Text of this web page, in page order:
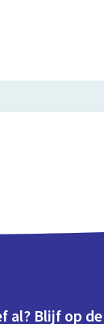
al? Blijf op de